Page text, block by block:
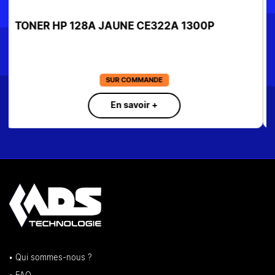
TONER HP 415A JAUNE W2032A 2100 PAGES
EN STOCK
En savoir +
• Qui sommes-nous ?